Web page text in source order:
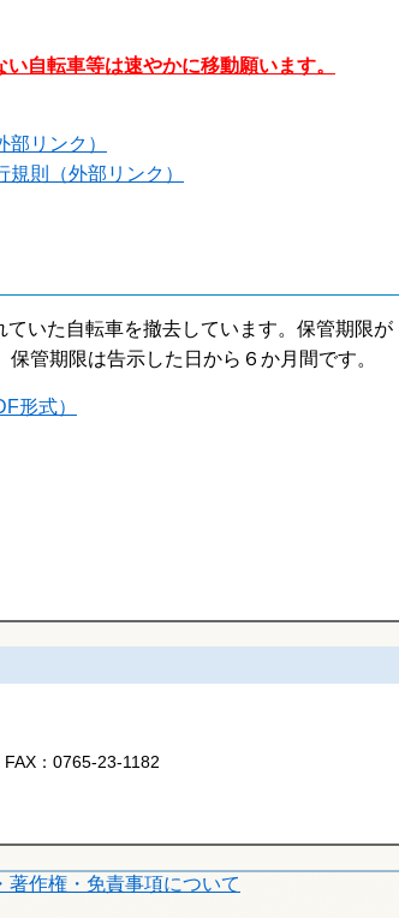
自転車等は速やかに移動願います。
リンク）
則（外部リンク）
ていた自転車を撤去しています。保管期限が
管期限は告示した日から６か月間です。
形式）
FAX： 0765-23-1182
著作権・免責事項について